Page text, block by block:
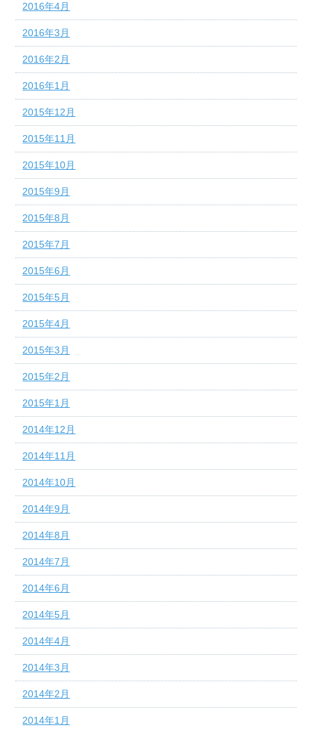
2016年4月
2016年3月
2016年2月
2016年1月
2015年12月
2015年11月
2015年10月
2015年9月
2015年8月
2015年7月
2015年6月
2015年5月
2015年4月
2015年3月
2015年2月
2015年1月
2014年12月
2014年11月
2014年10月
2014年9月
2014年8月
2014年7月
2014年6月
2014年5月
2014年4月
2014年3月
2014年2月
2014年1月